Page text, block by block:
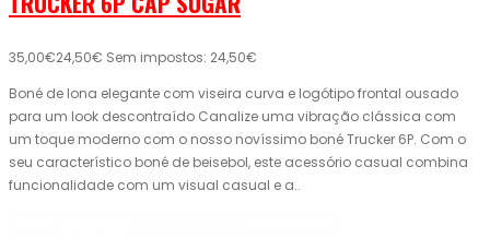
35,00€24,50€ Sem impostos: 24,50€
Boné de lona elegante com viseira curva e logótipo frontal ousado
para um look descontraído Canalize uma vibração clássica com
um toque moderno com o nosso novíssimo boné Trucker 6P. Com o
seu característico boné de beisebol, este acessório casual combina
funcionalidade com um visual casual e a..